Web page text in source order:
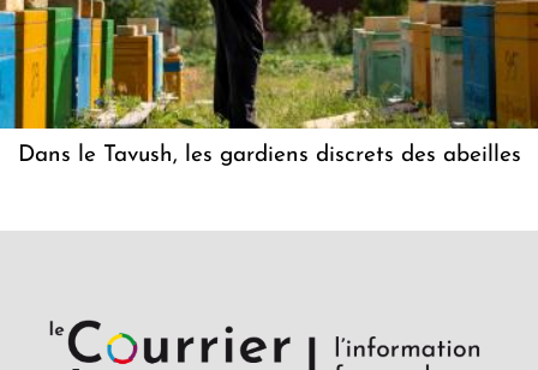
Dans le Tavush, les gardiens discrets des abeilles